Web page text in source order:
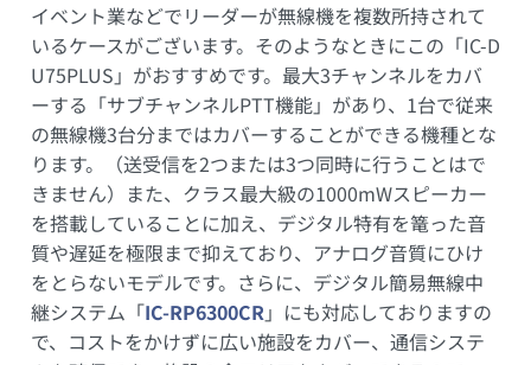
イベント業などでリーダーが無線機を複数所持されて
いるケースがございます。そのようなときにこの「IC-D
U75PLUS」がおすすめです。最大3チャンネルをカバ
ーする「サブチャンネルPTT機能」があり、1台で従来
の無線機3台分まではカバーすることができる機種とな
ります。（送受信を2つまたは3つ同時に行うことはで
きません）また、クラス最大級の1000mWスピーカー
を搭載していることに加え、デジタル特有を篭った音
質や遅延を極限まで抑えており、アナログ音質にひけ
をとらないモデルです。さらに、デジタル簡易無線中
継システム「IC-RP6300CR」にも対応しておりますの
で、コストをかけずに広い施設をカバー、通信システ